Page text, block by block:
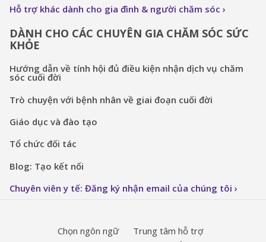
Hỗ trợ khác dành cho gia đình & người chăm sóc
DÀNH CHO CÁC CHUYÊN GIA CHĂM SÓC SỨC
KHỎE
Hướng dẫn về tính hội đủ điều kiện nhận dịch vụ chăm
sóc cuối đời
Trò chuyện với bệnh nhân về giai đoạn cuối đời
Giáo dục và đào tạo
Tổ chức đối tác
Blog: Tạo kết nối
Chuyên viên y tế: Đăng ký nhận email của chúng tôi
Chọn ngôn ngữ
Trung tâm hỗ trợ